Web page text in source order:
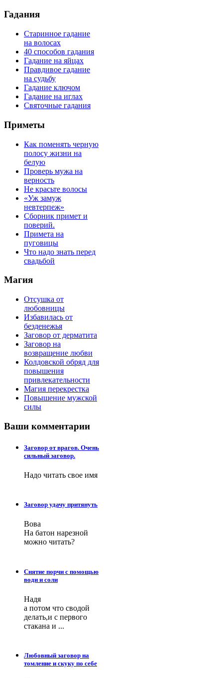
Гадания
Старинное гадание
на волосах
40 способов гадания
Гадание на яйцах
Правдивое гадание
на судьбу
Гадание ключом
Гадание на иглах
Святочные гадания
Приметы
Как поменять черную
полосу жизни на
белую
Проверь мужа на
верность
Не красьте волосы
«Уж замуж
невтерпеж»
Сборник примет и
поверий.
Примета на
пуговицы
Что надо знать перед
свадьбой
Магия
Отсушка от
любовницы
Избавилась от
безденежья
Заговор от дерматита
Заговор на
возвращение любви
Колдовской обряд для
повышения
привлекательности
Магия перекрестка
Повышение мужской
силы
Ваши комментарии
Заговор от врагов. Очень
сильный заговор.
Надо читать свое имя
Заговор удачу притянуть
Вова
На батон нарезной
можно читать?
Снятие порчи с помощью
води и соли
Надя
а потом что сводой
делать,и с первого
стакана и ...
Любовный заговор на
томление и скуку по себе